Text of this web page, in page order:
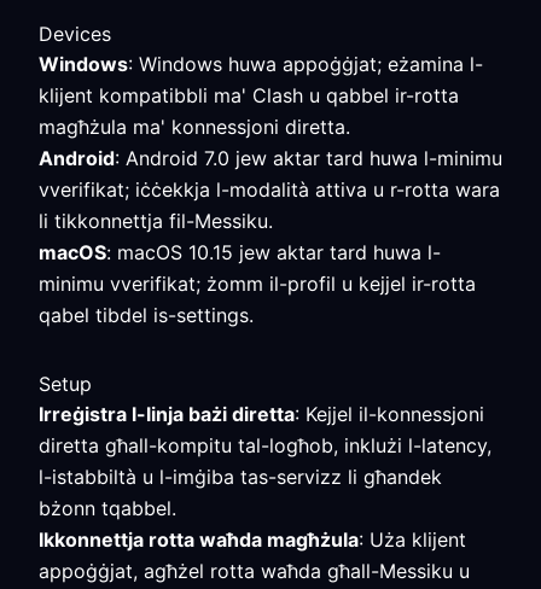
Devices
Windows: Windows huwa appoġġjat; eżamina l-
klijent kompatibbli ma' Clash u qabbel ir-rotta
magħżula ma' konnessjoni diretta.
Android: Android 7.0 jew aktar tard huwa l-minimu
vverifikat; iċċekkja l-modalità attiva u r-rotta wara
li tikkonnettja fil-Messiku.
macOS: macOS 10.15 jew aktar tard huwa l-
minimu vverifikat; żomm il-profil u kejjel ir-rotta
qabel tibdel is-settings.
Setup
Irreġistra l-linja bażi diretta: Kejjel il-konnessjoni
diretta għall-kompitu tal-logħob, inklużi l-latency,
l-istabbiltà u l-imġiba tas-servizz li għandek
bżonn tqabbel.
Ikkonnettja rotta waħda magħżula: Uża klijent
appoġġjat, agħżel rotta waħda għall-Messiku u